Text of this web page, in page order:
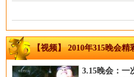
【视频】 2010年315晚会精
3.15晚会：一